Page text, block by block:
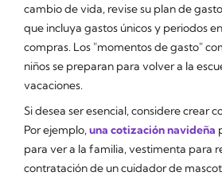
cambio de vida, revise su plan de
que incluya gastos únicos y periodos
compras. Los "momentos de gasto"
niños se preparan para volver a la
vacaciones.
Si desea ser esencial, considere crear
Por ejemplo, una cotización navideña
para ver a la familia, vestimenta para
contratación de un cuidador de